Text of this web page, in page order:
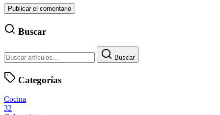
Buscar
Buscar
Categorías
Cocina
32